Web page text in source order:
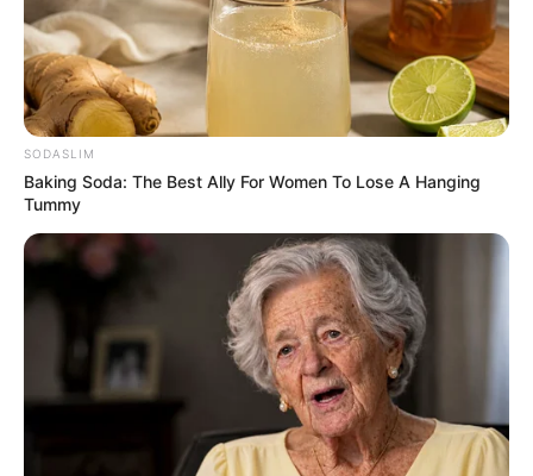
SODASLIM
Baking Soda: The Best Ally For Women To Lose A Hanging
Tummy